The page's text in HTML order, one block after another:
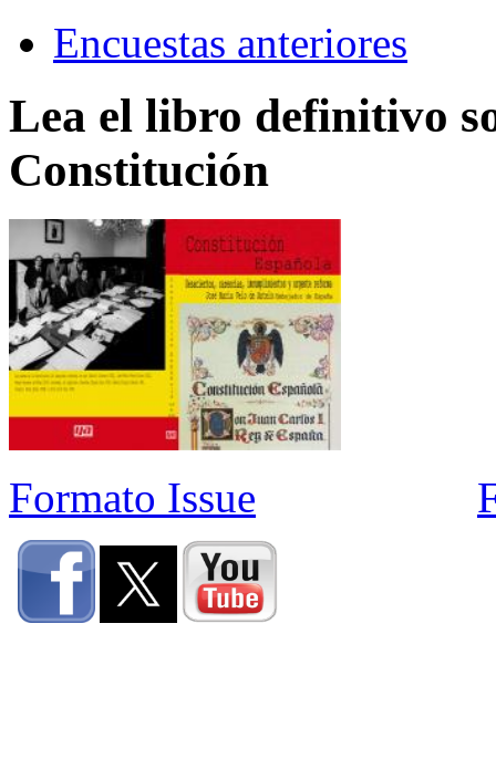
Encuestas anteriores
Lea el libro definitivo
Constitución
Formato Issue